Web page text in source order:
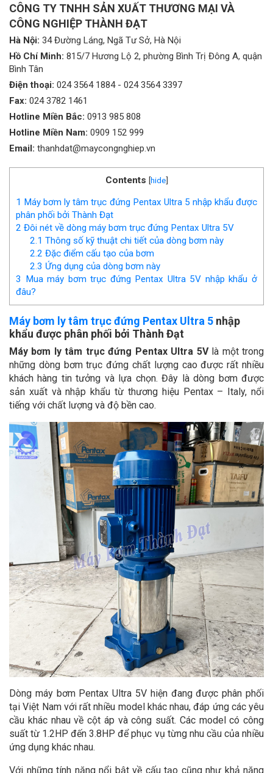
CÔNG TY TNHH SẢN XUẤT THƯƠNG MẠI VÀ
CÔNG NGHIỆP THÀNH ĐẠT
Hà Nội: 34 Đường Láng, Ngã Tư Sở, Hà Nội
Hồ Chí Minh: 815/7 Hương Lộ 2, phường Bình Trị Đông A, quận
Bình Tân
Điện thoại: 024 3564 1884- 024 3564 3397
Fax: 024 3782 1461
Hotline Miền Bắc: 0913 985 808
Hotline Miền Nam: 0909 152 999
Email: thanhdat@maycongnghiep.vn
Contents [hide]
1 Máy bơm ly tâm trục đứng Pentax Ultra 5 nhập khẩu được
phân phối bởi Thành Đạt
2 Đôi nét về dòng máy bơm trục đứng Pentax Ultra 5V
2.1 Thông số kỹ thuật chi tiết của dòng bơm này
2.2 Đặc điểm cấu tạo của bơm
2.3 Ứng dụng của dòng bơm này
3
Mua máy bơm trục đứng Pentax Ultra 5V nhập khẩu ở
đâu?
Máy bơm ly tâm trục đứng Pentax Ultra 5 nhập
khẩu được phân phối bởi Thành Đạt
Máy bơm ly tâm trục đứng Pentax Ultra 5Vlà một trong
những dòng bơm trục đứng chất lượng cao được rất nhiều
khách hàng tin tưởng và lựa chọn. Đây là dòng bơm được
sản xuất và nhập khẩu từ thương hiệu Pentax – Italy, nổi
tiếng với chất lượng và độ bền cao.
Dòng máy bơm Pentax Ultra 5V hiện đang được phân phối
tại Việt Nam với rất nhiều model khác nhau, đáp ứng các yêu
cầu khác nhau về cột áp và công suất. Các model có công
suất từ 1.2HP đến 3.8HP để phục vụ từng nhu cầu của nhiều
ứng dụng khác nhau.
Với những tính năng nổi bật về cấu tạo cũng như khả năng